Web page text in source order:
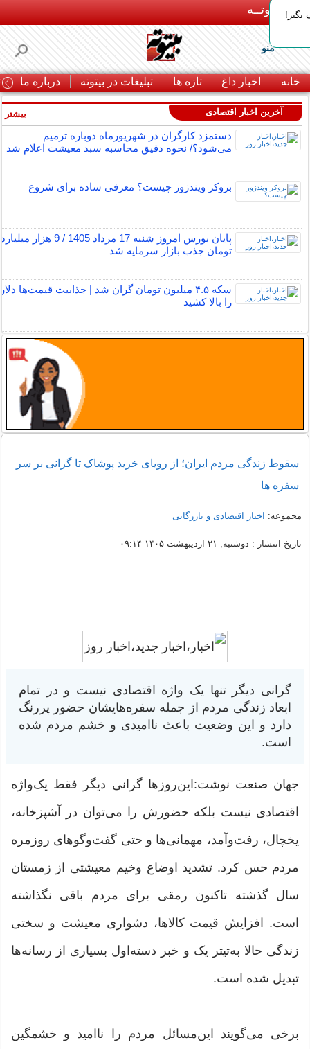
بـیتوتــه
منو
خانه اخبار داغ تازه ها تبلیغات در بیتوته درباره ما
آخرین اخبار اقتصادی
دستمزد کارگران در شهریورماه دوباره ترمیم
می‌شود؟/ نحوه دقیق محاسبه سبد معیشت اعلام شد
بروکر ویندزور چیست؟ معرفی ساده برای شروع
پایان بورس امروز شنبه 17 مرداد 1405 / 9 هزار میلیارد
تومان جذب بازار سرمایه شد
سکه ۴.۵ میلیون تومان گران شد | جذابیت قیمت‌ها دلار
را بالا کشید
بیشتر
سقوط زندگی مردم ایران؛ از رویای خرید پوشاک تا گرانی بر سر
سفره ها
مجموعه: اخبار اقتصادی و بازرگانی
تاریخ انتشار : دوشنبه, ۲۱ اردیبهشت ۱۴۰۵ ۰۹:۱۴
گرانی دیگر تنها یک واژه اقتصادی نیست و در تمام
ابعاد زندگی مردم از جمله سفره‌هایشان حضور پررنگ
دارد و این وضعیت باعث ناامیدی و خشم مردم شده
است.
جهان صنعت نوشت:این‌روزها گرانی دیگر فقط یک‌واژه
اقتصادی نیست بلکه حضورش را می‌توان در آشپزخانه،
یخچال، رفت‌وآمد، مهمانی‌ها و حتی گفت‌وگوهای روزمره
مردم حس کرد. تشدید اوضاع وخیم معیشتی از زمستان
سال گذشته تاکنون رمقی برای مردم باقی نگذاشته
است. افزایش قیمت کالاها، دشواری معیشت و سختی
زندگی حالا به‌تیتر یک ‌و خبر دسته‌اول بسیاری از رسانه‌ها
تبدیل شده است.
برخی می‌گویند این‌مسائل مردم را ناامید و خشمگین